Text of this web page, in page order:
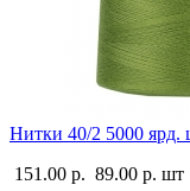
Нитки 40/2 5000 ярд.
151.00 р. 89.00 р. шт